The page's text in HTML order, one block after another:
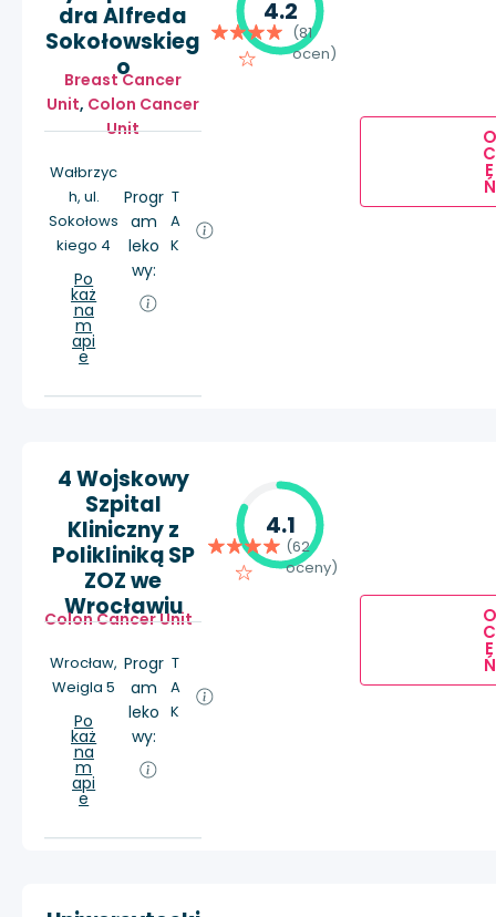
dra Alfreda
Sokołowskieg
o
Breast Cancer
Unit, Colon Cancer
Unit
Wałbrzyc
h, ul.
Sokołows
kiego 4
Po
każ
na
m
api
e
Progr
am
leko
wy:
T
A
K
4.2
(81
ocen)
O
C
E
Ń
4 Wojskowy
Szpital
Kliniczny z
Polikliniką SP
ZOZ we
Wrocławiu
Colon Cancer Unit
Wrocław,
Weigla 5
Po
każ
na
m
api
e
Progr
am
leko
wy:
T
A
K
4.1
(62
oceny)
O
C
E
Ń